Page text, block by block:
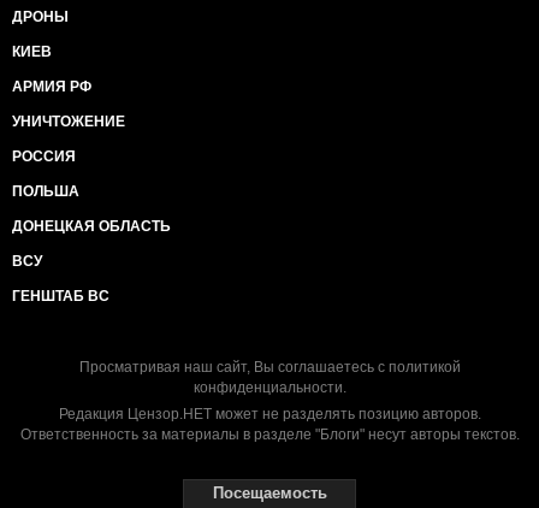
ДРОНЫ
КИЕВ
АРМИЯ РФ
УНИЧТОЖЕНИЕ
РОССИЯ
ПОЛЬША
ДОНЕЦКАЯ ОБЛАСТЬ
ВСУ
ГЕНШТАБ ВС
Просматривая наш сайт, Вы соглашаетесь с политикой
конфиденциальности.
Редакция Цензор.НЕТ может не разделять позицию авторов.
Ответственность за материалы в разделе "Блоги" несут авторы текстов.
Посещаемость